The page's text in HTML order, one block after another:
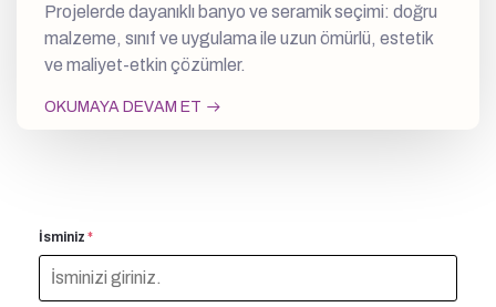
Projelerde dayanıklı banyo ve seramik seçimi: doğru
malzeme, sınıf ve uygulama ile uzun ömürlü, estetik
ve maliyet-etkin çözümler.
OKUMAYA DEVAM ET
İsminiz *